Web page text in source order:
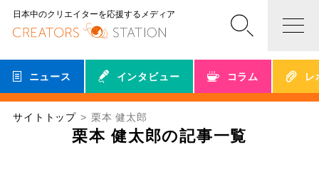
日本中のクリエイターを応援するメディア
ニュース インタビュー コラム レ
サイトトップ 栗本 健太郎
栗本 健太郎の記事一覧